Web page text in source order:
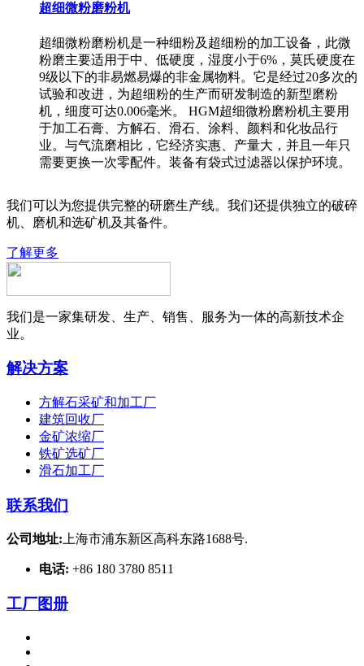
超细微粉磨粉机
超细微粉磨粉机是一种细粉及超细粉的加工设备，此微
粉磨主要适用于中、低硬度，湿度小于6%，莫氏硬度在
9级以下的非易燃易爆的非金属物料。它是经过20多次的
试验和改进，为超细粉的生产而研发制造的新型磨粉
机，细度可达0.006毫米。 HGM超细微粉磨粉机主要用
于加工石膏、方解石、滑石、涂料、颜料和化妆品行
业。与气流磨相比，它经济实惠、产量大，并且一年只
需要更换一次零配件。装备有袋式过滤器以保护环境。
我们可以为您提供完整的研磨生产线。我们还提供独立的破碎
机、磨机和选矿机及其备件。
了解更多
我们是一家集研发、生产、销售、服务为一体的高新技术企
业。
解决方案
方解石采矿和加工厂
建筑回收厂
金矿浓缩厂
铁矿选矿厂
滑石加工厂
联系我们
公司地址:上海市浦东新区高科东路1688号.
电话: +86 180 3780 8511
工厂图册